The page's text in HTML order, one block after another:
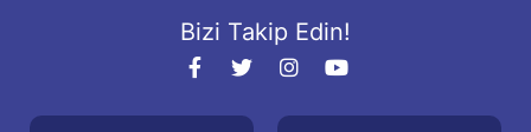
Bizi Takip Edin!